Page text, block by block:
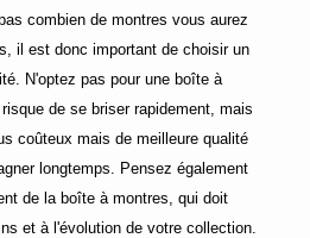
combien de montres vous aurez
il est donc important de choisir un
N'optez pas pour une boîte à
de se briser rapidement, mais
coûteux mais de meilleure qualité
longtemps. Pensez également
de la boîte à montres, qui doit
et à l'évolution de votre collection.